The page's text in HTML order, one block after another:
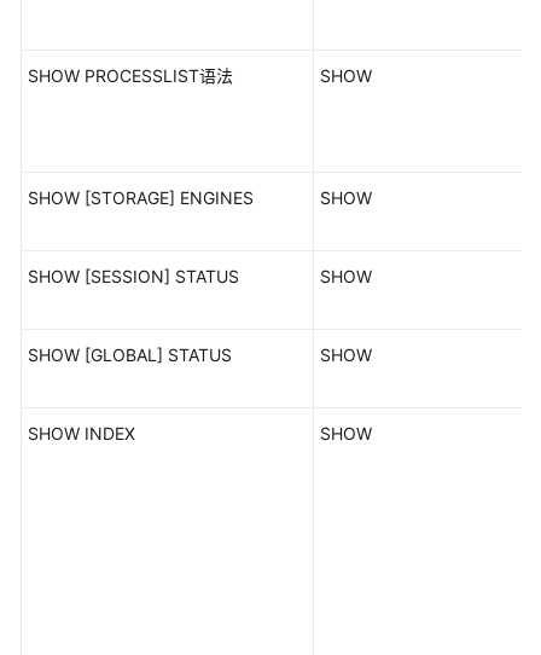
SHOW PROCESSLIST语法 SHOW
SHOW [STORAGE] ENGINES SHOW
SHOW [SESSION] STATUS SHOW
SHOW [GLOBAL] STATUS SHOW
SHOW INDEX SHOW